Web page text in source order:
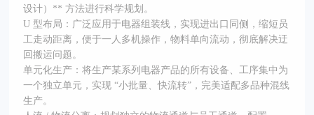
设计）** 方法进行科学规划。
U 型布局：广泛应用于电器组装线，实现进出口同侧，缩短员
工走动距离，便于一人多机操作，物料单向流动，彻底解决迂
回搬运问题。
单元化生产：将生产某系列电器产品的所有设备、工序集中为
一个独立单元，实现 “小批量、快流转”，完美适配多品种混线
生产。